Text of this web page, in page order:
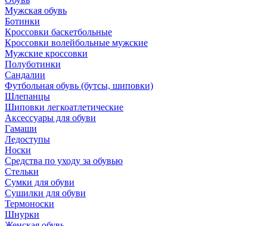
Мужская обувь
Ботинки
Кроссовки баскетбольные
Кроссовки волейбольные мужские
Мужские кроссовки
Полуботинки
Сандалии
Футбольная обувь (бутсы, шиповки)
Шлепанцы
Шиповки легкоатлетические
Аксессуары для обуви
Гамаши
Ледоступы
Носки
Средства по уходу за обувью
Стельки
Сумки для обуви
Сушилки для обуви
Термоноски
Шнурки